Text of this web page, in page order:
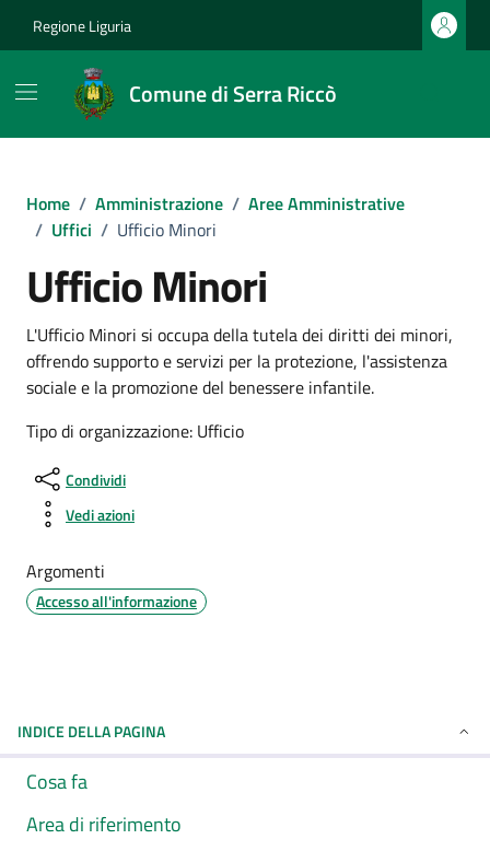
Regione Liguria
Comune di Serra Riccò
Home / Amministrazione / Aree Amministrative
/ Uffici / Ufficio Minori
Ufficio Minori
L'Ufficio Minori si occupa della tutela dei diritti dei minori,
offrendo supporto e servizi per la protezione, l'assistenza
sociale e la promozione del benessere infantile.
Tipo di organizzazione: Ufficio
Condividi
Vedi azioni
Argomenti
Accesso all'informazione
INDICE DELLA PAGINA
Cosa fa
Area di riferimento